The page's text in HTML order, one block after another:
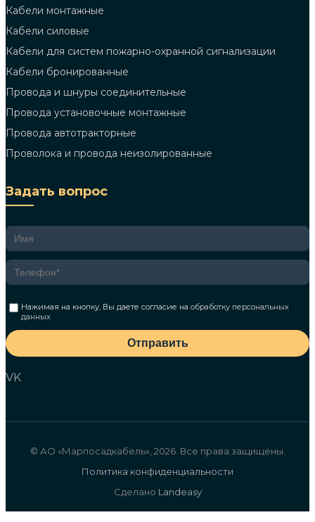
Кабели монтажные
Кабели силовые
Кабели для систем пожарно-охранной сигнализации
Кабели бронированные
Провода и шнуры соединительные
Провода установочные монтажные
Провода автотракторные
Проволока и провода неизолированные
Задать вопрос
Нажимая на кнопку, Вы даете согласие наобработку персональных
данных
Отправить
VK
© АО «Марпосадкабель», 2026. Все права защищены.
Политика конфиденциальности
Сделано Landeasy